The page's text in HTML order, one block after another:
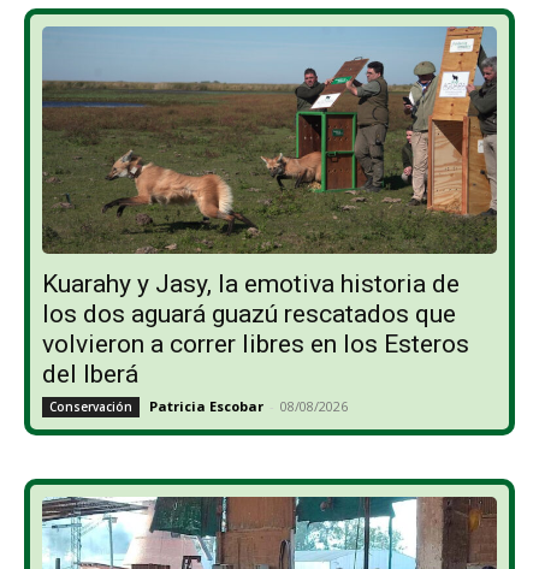
Kuarahy y Jasy, la emotiva historia de
los dos aguará guazú rescatados que
volvieron a correr libres en los Esteros
del Iberá
Conservación Patricia Escobar - 08/08/2026